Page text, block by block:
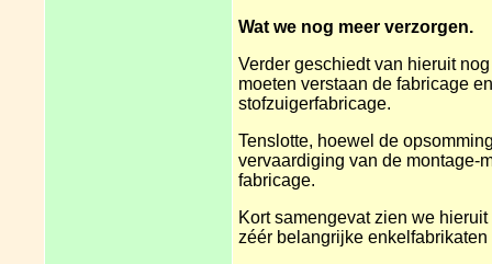
Wat we nog meer verzorgen.
Verder geschiedt van hieruit
moeten verstaan de fabricage
stofzuigerfabricage.
Tenslotte, hoewel de
vervaardiging van de montage-
fabricage.
Kort samengevat zien we
zéér belangrijke enkelfabrikaten